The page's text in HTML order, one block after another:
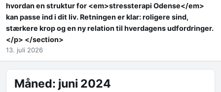
hvordan en struktur for <em>stressterapi Odense</em>
kan passe ind i dit liv. Retningen er klar: roligere sind,
stærkere krop og en ny relation til hverdagens udfordringer.
</p> </section>
13. juli 2026
Måned: juni 2024